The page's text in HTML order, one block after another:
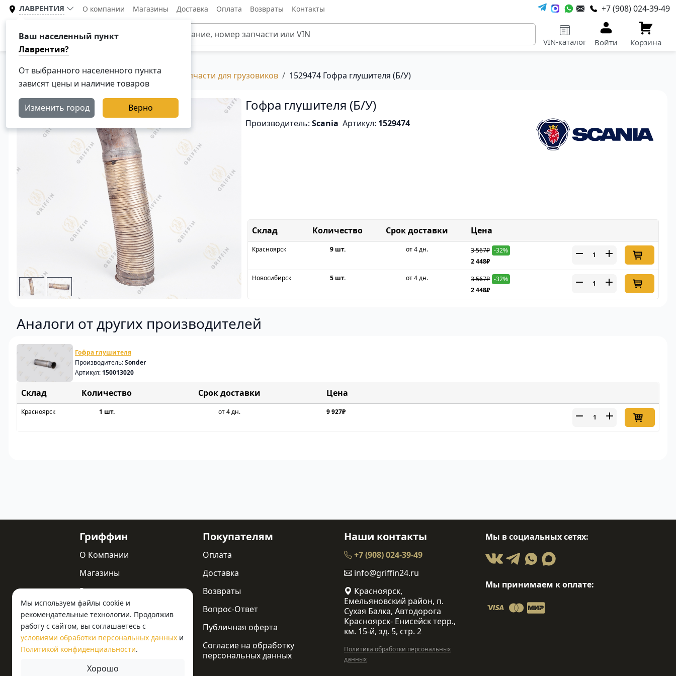
ЛАВРЕНТИЯ
Ваш населенный пункт
Лаврентия?
От выбранного населенного пункта
зависят цены и наличие товаров
Изменить город Верно
О компании Магазины Доставка Оплата Возвраты Контакты +7 (908) 024-39-49
Каталог
VIN-каталог Войти Корзина
Главная Каталог Разборка Скания, Б/У запчасти для грузовиков 1529474 Гофра глушителя (Б/У)
Гофра глушителя (Б/У)
Производитель:Scania Артикул: 1529474
Склад Срок доставки Цена
Красноярск 9 шт. от 4 дн. 3 567₽ -32%
2 448₽
Новосибирск
5 шт. от 4 дн. 3 567₽ -32%
2 448₽
Аналоги от других производителей
Гофра глушителя
Производитель:Sonder
Артикул: 150013020
Склад Срок доставки Цена
Красноярск 1 шт. от 4 дн. 9 927₽
Мы используем файлы cookie и
рекомендательные технологии. Продолжив
работу с сайтом, вы соглашаетесь с
условиями обработки персональных данных и
Политикой конфиденциальности.
Хорошо
Гриффин
О Компании
Магазины
Реквизиты
Статьи
Новости
Контакты
Покупателям
Оплата
Доставка
Возвраты
Вопрос-Ответ
Публичная оферта
Согласие на обработку
персональных данных
Наши контакты
+7 (908) 024-39-49
info@griffin24.ru
Красноярск,
Емельяновский район, п.
Сухая Балка, Автодорога
Красноярск- Енисейск терр.,
км. 15-й, зд. 5, стр. 2
Политика обработки персональных
данных
Мы в социальных сетях:
Мы принимаем к оплате: